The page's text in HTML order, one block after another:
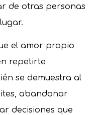
de otras personas
el amor propio
repetirte
se demuestra al
abandonar
decisiones que